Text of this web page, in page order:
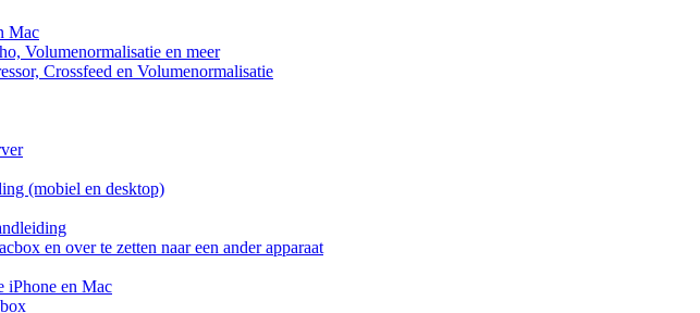
Mac
Volumenormalisatie en meer
Crossfeed en Volumenormalisatie
(mobiel en desktop)
en over te zetten naar een ander apparaat
iPhone en Mac